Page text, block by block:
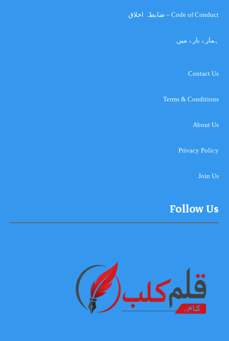
Code of Conduct – ضابطہ اخلاق
ہمارے بارے میں
Contact Us
Terms & Conditions
About Us
Privacy Policy
Join Us
Follow Us